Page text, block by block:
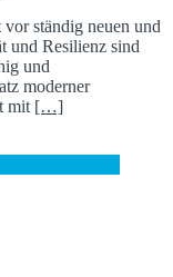
ständig neuen und
und Resilienz sind
und
moderner
mit […]